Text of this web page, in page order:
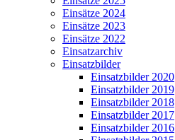
Einsätze 2024
Einsätze 2023
Einsätze 2022
Einsatzarchiv
Einsatzbilder
Einsatzbilder 2020
Einsatzbilder 2019
Einsatzbilder 2018
Einsatzbilder 2017
Einsatzbilder 2016